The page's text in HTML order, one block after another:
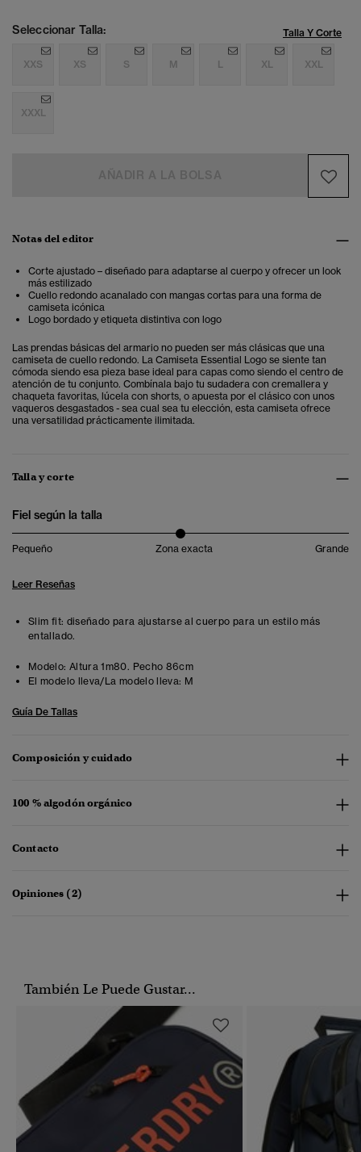
Seleccionar Talla: Talla Y Corte
XXS XS S M L XL XXL
XXXL
Notas del editor
Corte ajustado – diseñado para adaptarse al cuerpo y ofrecer un look
más estilizado
Cuello redondo acanalado con mangas cortas para una forma de
camiseta icónica
Logo bordado y etiqueta distintiva con logo
Las prendas básicas del armario no pueden ser más clásicas que una
camiseta de cuello redondo. La Camiseta Essential Logo se siente tan
cómoda siendo esa pieza base ideal para capas como siendo el centro de
atención de tu conjunto. Combínala bajo tu sudadera con cremallera y
chaqueta favoritas, lúcela con shorts, o apuesta por el clásico con unos
vaqueros desgastados - sea cual sea tu elección, esta camiseta ofrece
una versatilidad prácticamente ilimitada.
Talla y corte
Fiel según la talla
Pequeño Zona exacta Grande
Leer Reseñas
Slim fit: diseñado para ajustarse al cuerpo para un estilo más
entallado.
Modelo: Altura 1m80. Pecho 86cm
El modelo lleva/La modelo lleva: M
Guía De Tallas
Composición y cuidado
100 % algodón orgánico
Contacto
Opiniones (2)
También Le Puede Gustar...